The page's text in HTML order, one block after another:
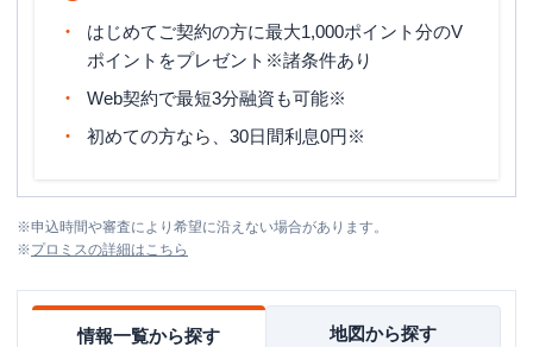
はじめてご契約の方に最大1,000ポイント分のV
ポイントをプレゼント※諸条件あり
Web契約で最短3分融資も可能※
初めての方なら、30日間利息0円※
※申込時間や審査により希望に沿えない場合があります。
※プロミスの詳細はこちら
情報一覧から探す 地図から探す